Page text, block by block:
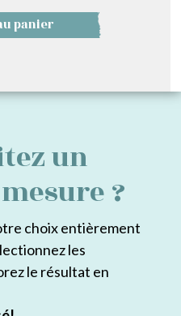
panier
un
?
choix entièrement
les
le résultat en